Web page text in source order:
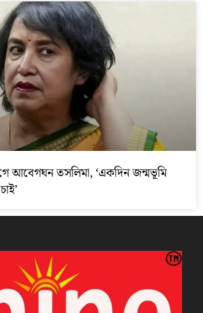
আবেগঘন তসলিমা, ‘একদিন জন্মভূমি